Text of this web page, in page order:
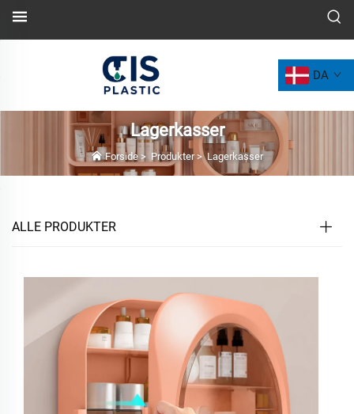
DA
Lagerkasser
Forside> Produkter>Lagerkasser
ALLE PRODUKTER